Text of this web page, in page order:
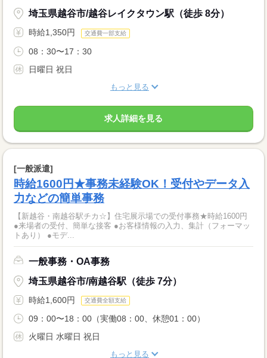
埼玉県越谷市/越谷レイクタウン駅（徒歩 8分）
時給1,350円 交通費一部支給
08：30〜17：30
日曜日 祝日
もっと見る
求人詳細を見る
[一般派遣]
時給1600円★事務未経験OK！受付やデータ入
力などの簡単事務
【新越谷・南越谷駅チカ☆】住宅展示場での受付事務★時給1600円
●来場者の受付、簡単な接客 ●お客様情報の入力、集計（フォーマッ
トあり） ●モデ...
一般事務・OA事務
埼玉県越谷市/南越谷駅（徒歩 7分）
時給1,600円 交通費全額支給
09：00〜18：00（実働08：00、休憩01：00）
火曜日 水曜日 祝日
もっと見る